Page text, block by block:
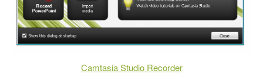
Camtasia Studio Recorder